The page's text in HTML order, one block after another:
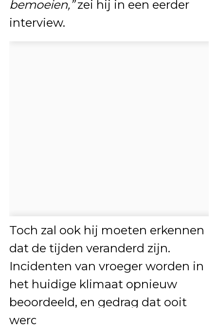
bemoeien,”zei hij in een eerder
interview.
Toch zal ook hij moeten erkennen
dat de tijden veranderd zijn.
Incidenten van vroeger worden in
het huidige klimaat opnieuw
beoordeeld, en gedrag dat ooit
werd weggewuifd, wordt nu